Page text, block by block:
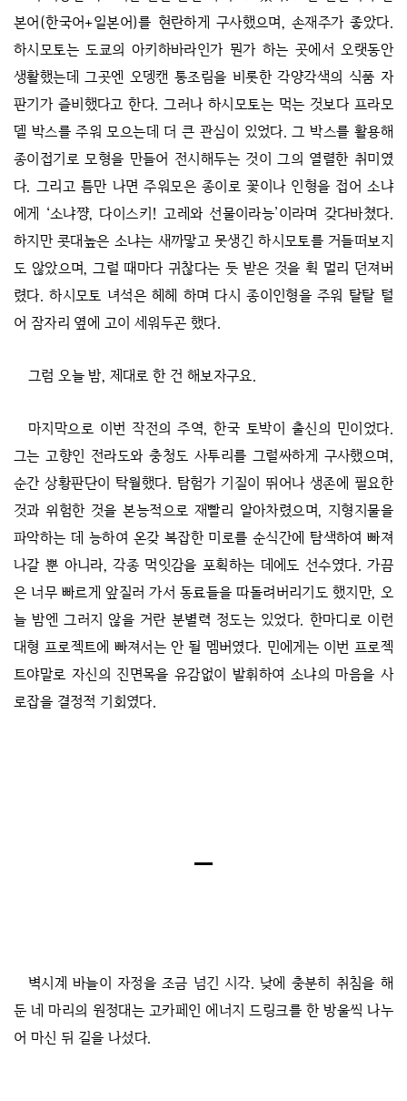
본어(한국어+일본어)를 현란하게 구사했으며, 손재주가 좋았다.
하시모토는 도쿄의 아키하바라인가 뭔가 하는 곳에서 오랫동안
생활했는데 그곳엔 오뎅캔 통조림을 비롯한 각양각색의 식품 자
판기가 즐비했다고 한다. 그러나 하시모토는 먹는 것보다 프라모
델 박스를 주워 모으는데 더 큰 관심이 있었다. 그 박스를 활용해
종이접기로 모형을 만들어 전시해두는 것이 그의 열렬한 취미였
다. 그리고 틈만 나면 주워모은 종이로 꽃이나 인형을 접어 소냐
에게 ‘소냐쨩, 다이스키! 고레와 선물이라능’이라며 갖다바쳤다.
하지만 콧대높은 소냐는 새까맣고 못생긴 하시모토를 거들떠보지
도 않았으며, 그럴 때마다 귀찮다는 듯 받은 것을 휙 멀리 던져버
렸다. 하시모토 녀석은 헤헤 하며 다시 종이인형을 주워 탈탈 털
어 잠자리 옆에 고이 세워두곤 했다.
그럼 오늘 밤, 제대로 한 건 해보자구요.
마지막으로 이번 작전의 주역, 한국 토박이 출신의 민이었다.
그는 고향인 전라도와 충청도 사투리를 그럴싸하게 구사했으며,
순간 상황판단이 탁월했다. 탐험가 기질이 뛰어나 생존에 필요한
것과 위험한 것을 본능적으로 재빨리 알아차렸으며, 지형지물을
파악하는 데 능하여 온갖 복잡한 미로를 순식간에 탐색하여 빠져
나갈 뿐 아니라, 각종 먹잇감을 포획하는 데에도 선수였다. 가끔
은 너무 빠르게 앞질러 가서 동료들을 따돌려버리기도 했지만, 오
늘 밤엔 그러지 않을 거란 분별력 정도는 있었다. 한마디로 이런
대형 프로젝트에 빠져서는 안 될 멤버였다. 민에게는 이번 프로젝
트야말로 자신의 진면목을 유감없이 발휘하여 소냐의 마음을 사
로잡을 결정적 기회였다.
벽시계 바늘이 자정을 조금 넘긴 시각. 낮에 충분히 취침을 해
둔 네 마리의 원정대는 고카페인 에너지 드링크를 한 방울씩 나누
어 마신 뒤 길을 나섰다.